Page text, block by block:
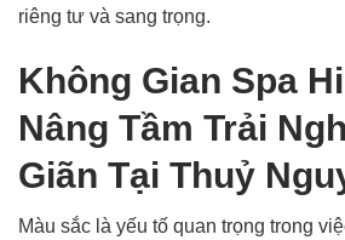
riêng tư và sang trọng.
Không Gian Spa
Nâng Tầm Trải
Giãn Tại Thuỷ
Màu sắc là yếu tố quan trọng trong